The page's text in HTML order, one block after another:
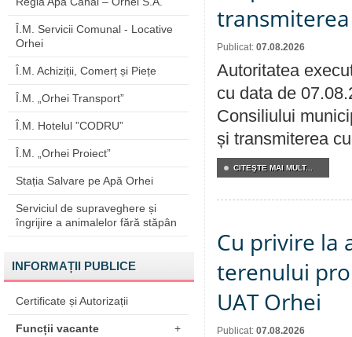
Î.M. Servicii Comunal - Locative
Orhei
Î.M. Achiziții, Comerț și Piețe
Î.M. „Orhei Transport”
Î.M. Hotelul ”CODRU”
Î.M. „Orhei Proiect”
Stația Salvare pe Apă Orhei
Serviciul de supraveghere și
îngrijire a animalelor fără stăpân
INFORMAȚII PUBLICE
Certificate și Autorizații
Funcții vacante +
Publicat: 07.08.2026
Autoritatea
cu data de
Consiliului
și transmiterea
CITEŞTE MAI MULT...
Cu privire la
terenului
UAT Orhei
Publicat: 07.08.2026